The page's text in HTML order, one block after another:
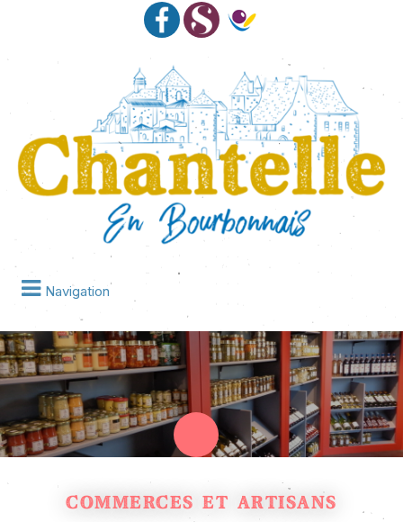
Navigation
COMMERCES ET ARTISANS